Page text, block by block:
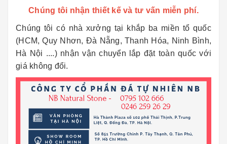
Chúng tôi nhận thiết kế và tư vấn miễn phí.
Chúng tôi có nhà xưởng tại khắp ba miền tổ quốc
(HCM, Quy Nhơn, Đà Nẵng, Thanh Hóa, Ninh Bình,
Hà Nội ....) nhận vận chuyển lắp đặt toàn quốc với
giá không đổi.